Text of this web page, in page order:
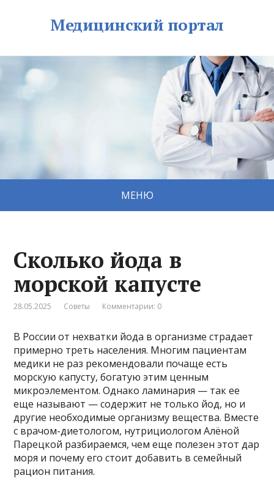
Медицинский портал
МЕНЮ
Cколько йода в
морской капусте
28.05.2025 Советы Комментарии: 0
В России от нехватки йода в организме страдает
примерно треть населения. Многим пациентам
медики не раз рекомендовали почаще есть
морскую капусту, богатую этим ценным
микроэлементом. Однако ламинария — так ее
еще называют — содержит не только йод, но и
другие необходимые организму вещества. Вместе
с врачом-диетологом, нутрициологом Алёной
Парецкой разбираемся, чем еще полезен этот дар
моря и почему его стоит добавить в семейный
рацион питания.